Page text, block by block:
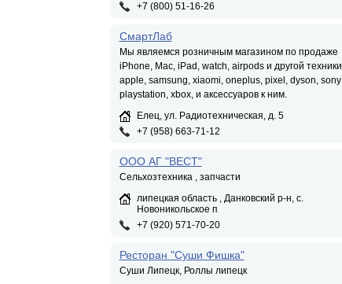
+7 (800) 51-16-26
СмартЛаб
Мы являемся розничным магазином по продаже
iPhone, Mac, iPad, watch, airpods и другой техники
apple, samsung, xiaomi, oneplus, pixel, dyson, sony
playstation, xbox, и аксессуаров к ним.
Елец, ул. Радиотехническая, д. 5
+7 (958) 663-71-12
ООО АГ "ВЕСТ"
Сельхозтехника , запчасти
липецкая область , Данковский р-н, с.
Новоникольское п
+7 (920) 571-70-20
Ресторан "Суши Фишка"
Суши Липецк, Роллы липецк